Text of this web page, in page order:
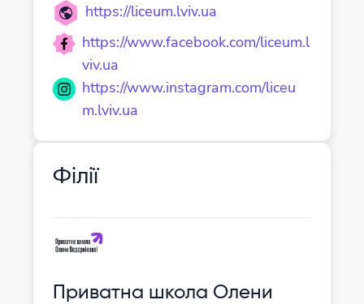
https://liceum.lviv.ua
https://www.facebook.com/liceum.l
viv.ua
https://www.instagram.com/liceu
m.lviv.ua
Філії
Приватна школа Олени